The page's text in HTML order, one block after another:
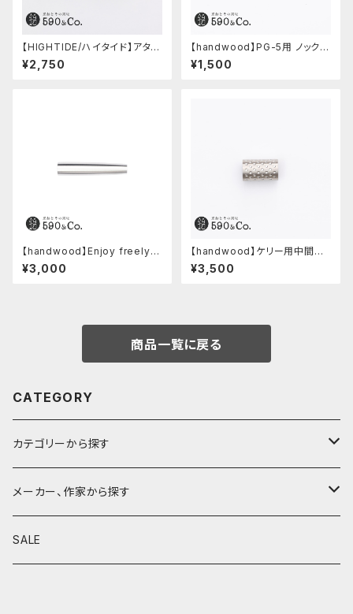
【HIGHTIDE/ハイタイド】アタシ
ェ マーブル万年筆 (ブラック)
¥2,750
【handwood】PG-5用 ノックボ
タン (超々ジュラルミン)
¥1,500
【handwood】Enjoy freely
後軸 (超超ジュラルミン)
¥3,000
【handwood】ケリー用中間パ
ーツ/カスタムグリップ (ディンプ
ル/ステンレス)
¥3,500
商品一覧に戻る
CATEGORY
カテゴリーから探す
鉛筆
鉛筆補助軸
メーカー、作家から探す
590&Co.
SALE